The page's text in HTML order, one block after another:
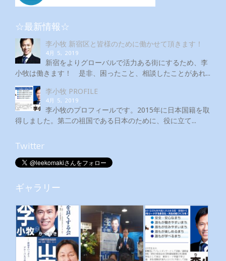
☆最新情報☆
李小牧 新宿区と皆様のために働かせて頂きます！
4月 5, 2019
新宿をよりグローバルで活力ある街にするため、李
小牧は働きます！ 是非、困ったこと、相談したことがあれ...
李小牧 PROFILE
4月 5, 2019
李小牧のプロフィールです。2015年に日本国籍を取
得しました。第二の祖国である日本のために、役に立て...
Twitter
ギャラリー